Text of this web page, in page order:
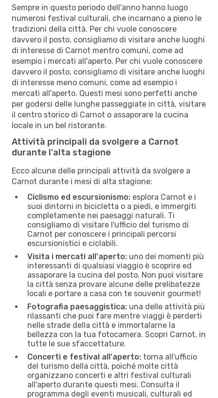
Sempre in questo periodo dell'anno hanno luogo
numerosi festival culturali, che incarnano a pieno le
tradizioni della città. Per chi vuole conoscere
davvero il posto, consigliamo di visitare anche luoghi
di interesse di Carnot mentro comuni, come ad
esempio i mercati all'aperto. Per chi vuole conoscere
davvero il posto, consigliamo di visitare anche luoghi
di interesse meno comuni, come ad esempio i
mercati all'aperto. Questi mesi sono perfetti anche
per godersi delle lunghe passeggiate in città, visitare
il centro storico di Carnot o assaporare la cucina
locale in un bel ristorante.
Attività principali da svolgere a Carnot
durante l'alta stagione
Ecco alcune delle principali attività da svolgere a
Carnot durante i mesi di alta stagione:
Ciclismo ed escursionismo: esplora Carnot e i
suoi dintorni in bicicletta o a piedi, e immergiti
completamente nei paesaggi naturali. Ti
consigliamo di visitare l'ufficio del turismo di
Carnot per conoscere i principali percorsi
escursionistici e ciclabili.
Visita i mercati all'aperto: uno dei momenti più
interessanti di qualsiasi viaggio è scoprire ed
assaporare la cucina del posto. Non puoi visitare
la città senza provare alcune delle prelibatezze
locali e portare a casa con te souvenir gourmet!
Fotografia paesaggistica: una delle attività più
rilassanti che puoi fare mentre viaggi è perderti
nelle strade della città e immortalarne la
bellezza con la tua fotocamera. Scopri Carnot, in
tutte le sue sfaccettature.
Concerti e festival all'aperto: torna all'ufficio
del turismo della città, poiché molte città
organizzano concerti e altri festival culturali
all'aperto durante questi mesi. Consulta il
programma degli eventi musicali, culturali ed